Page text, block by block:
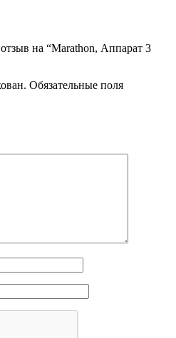
на “Мarathon, Аппарат 3
Обязательные поля